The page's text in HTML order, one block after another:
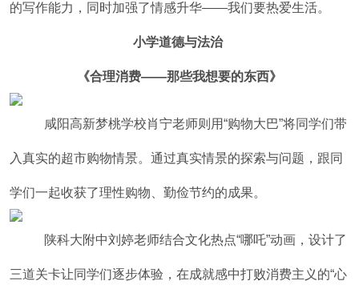
的写作能力，同时加强了情感升华——我们要热爱生活。
小学道德与法治
《合理消费——那些我想要的东西》
咸阳高新梦桃学校肖宁老师则用“购物大巴”将同学们带
入真实的超市购物情景。通过真实情景的探索与问题，跟同
学们一起收获了理性购物、勤俭节约的成果。
陕科大附中刘婷老师结合文化热点“哪吒”动画，设计了
三道关卡让同学们逐步体验，在成就感中打败消费主义的“心